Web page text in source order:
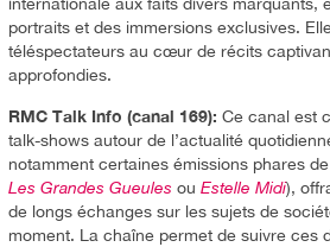
internationale aux faits divers marquants,
portraits et des immersions exclusives.
téléspectateurs au cœur de récits
approfondies.
RMC Talk Info (canal 169): Ce canal est
talk-shows autour de l’actualité
notamment certaines émissions phares
Les Grandes Gueules ou Estelle Midi),
de longs échanges sur les sujets de
moment. La chaîne permet de suivre ces